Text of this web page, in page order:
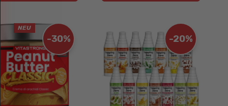
-30%
NEU
-20%